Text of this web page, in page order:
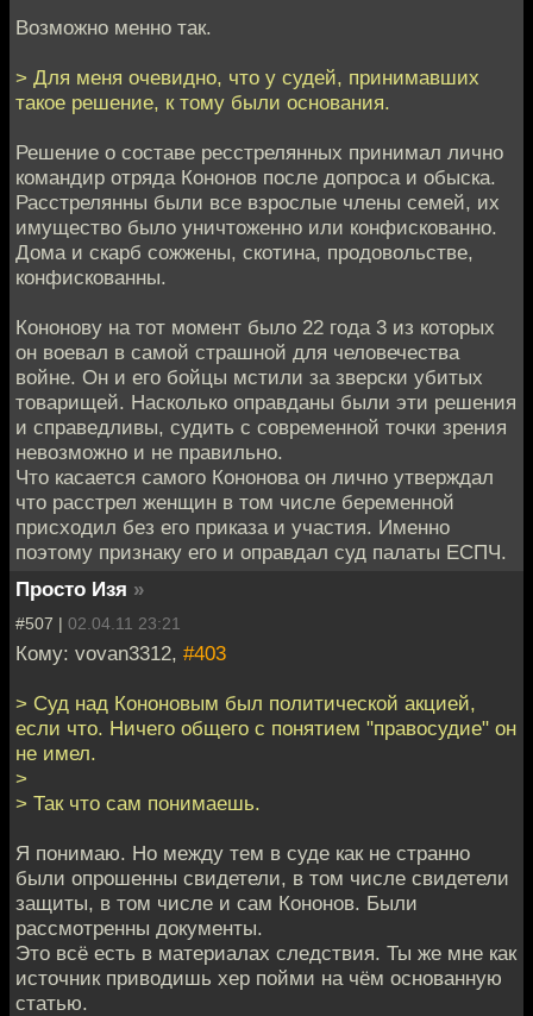
Возможно менно так.
> Для меня очевидно, что у судей, принимавших
такое решение, к тому были основания.
Решение о составе ресстрелянных принимал лично
командир отряда Кононов после допроса и обыска.
Расстрелянны были все взрослые члены семей, их
имущество было уничтоженно или конфискованно.
Дома и скарб сожжены, скотина, продовольстве,
конфискованны.
Кононову на тот момент было 22 года 3 из которых
он воевал в самой страшной для человечества
войне. Он и его бойцы мстили за зверски убитых
товарищей. Насколько оправданы были эти решения
и справедливы, судить с современной точки зрения
невозможно и не правильно.
Что касается самого Кононова он лично утверждал
что расстрел женщин в том числе беременной
присходил без его приказа и участия. Именно
поэтому признаку его и оправдал суд палаты ЕСПЧ.
Просто Изя »
#507 | 02.04.11 23:21
Кому: vovan3312, #403
> Суд над Кононовым был политической акцией,
если что. Ничего общего с понятием "правосудие" он
не имел.
>
> Так что сам понимаешь.
Я понимаю. Но между тем в суде как не странно
были опрошенны свидетели, в том числе свидетели
защиты, в том числе и сам Кононов. Были
рассмотренны документы.
Это всё есть в материалах следствия. Ты же мне как
источник приводишь хер пойми на чём основанную
статью.